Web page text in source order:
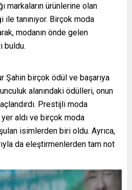
markaların ürünlerine olan
tanınıyor. Birçok moda
modanın önde gelen
buldu.
Şahin birçok ödül ve başarıya
alanındaki ödülleri, onun
Prestijli moda
aldı ve birçok moda
isimlerden biri oldu. Ayrıca,
da eleştirmenlerden tam not